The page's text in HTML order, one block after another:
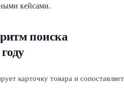
кейсами.
поиска
карточку товара и сопоставляет